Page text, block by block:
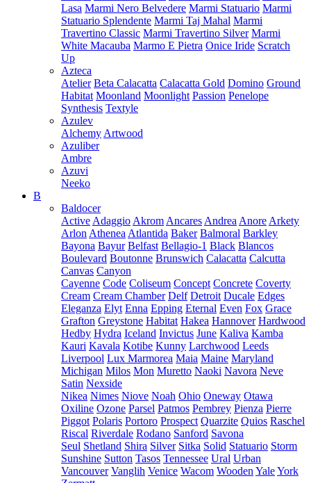
Lasa Marmi Nero Belvedere Marmi Statuario Marmi
Statuario Splendente Marmi Taj Mahal Marmi
Travertino Classic Marmi Travertino Silver Marmi
White Macauba Marmo E Pietra Onice Iride Scratch
Up
Azteca
Atelier Beta Calacatta Calacatta Gold Domino Ground
Habitat Moonland Moonlight Passion Penelope
Synthesis Textyle
Azulev
Alchemy Artwood
Azuliber
Ambre
Azuvi
Neeko
B
Baldocer
Active Adaggio Akrom Ancares Andrea Anore Arkety
Arlon Athenea Atlantida Baker Balmoral Barkley
Bayona Bayur Belfast Bellagio-1 Black Blancos
Boulevard Boutonne Brunswich Calacatta Calcutta
Canvas Canyon
Cayenne Code Coliseum Concept Concrete Coverty
Cream Cream Chamber Delf Detroit Ducale Edges
Eleganza Elyt Enna Epping Eternal Even Fox Grace
Grafton Greystone Habitat Hakea Hannover Hardwood
Hedby Hydra Iceland Invictus June Kaliva Kamba
Kauri Kavala Kotibe Kunny Larchwood Leeds
Liverpool Lux Marmorea Maia Maine Maryland
Michigan Milos Mon Muretto Naoki Navora Neve
Satin Nexside
Nikea Nimes Niove Noah Ohio Oneway Otawa
Oxiline Ozone Parsel Patmos Pembrey Pienza Pierre
Piggot Polaris Portoro Prospect Quarzite Quios Raschel
Riscal Riverdale Rodano Sanford Savona
Seul Shetland Shira Silver Sitka Solid Statuario Storm
Sunshine Sutton Tasos Tennessee Ural Urban
Vancouver Vanglih Venice Wacom Wooden YaleYork